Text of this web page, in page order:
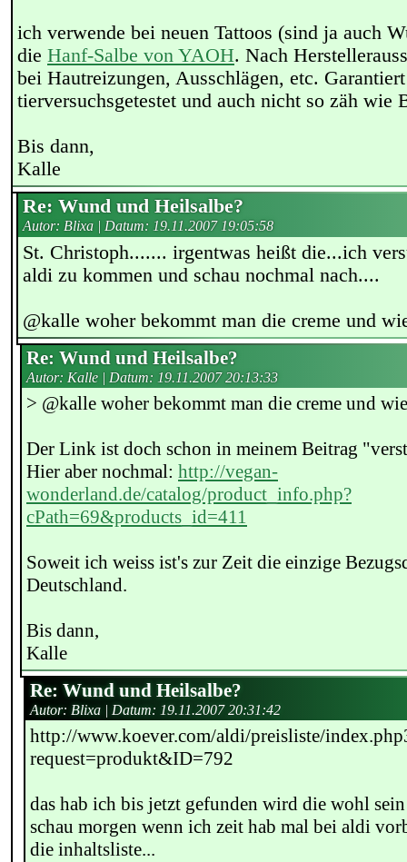
ich verwende bei neuen Tattoos (sind ja auch
die Hanf-Salbe von YAOH. Nach
bei Hautreizungen, Ausschlägen, etc.
tierversuchsgetestet und auch nicht so zäh wie
Bis dann,
Kalle
Re: Wund und Heilsalbe?
Autor: Blixa | Datum: 19.11.2007 19:05:58
St. Christoph....... irgentwas heißt die...ich
aldi zu kommen und schau nochmal nach....
@kalle woher bekommt man die creme und
Re: Wund und Heilsalbe?
Autor: Kalle | Datum: 19.11.2007 20:13:33
> @kalle woher bekommt man die creme und
Der Link ist doch schon in meinem Beitrag
Hier aber nochmal: http://vegan-
wonderland.de/catalog/product_info.php?
cPath=69&products_id=411
Soweit ich weiss ist's zur Zeit die einzige
Deutschland.
Bis dann,
Kalle
Re: Wund und Heilsalbe?
Autor: Blixa | Datum: 19.11.2007 20:31:42
http://www.koever.com/aldi/preisliste/
request=produkt&ID=792
das hab ich bis jetzt gefunden wird die wohl
schau morgen wenn ich zeit hab mal bei aldi
die inhaltsliste...